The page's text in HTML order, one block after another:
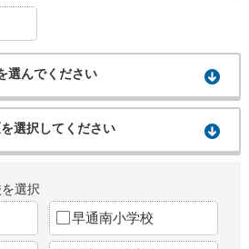
選んでください
選択してください
選択
早通南小学校